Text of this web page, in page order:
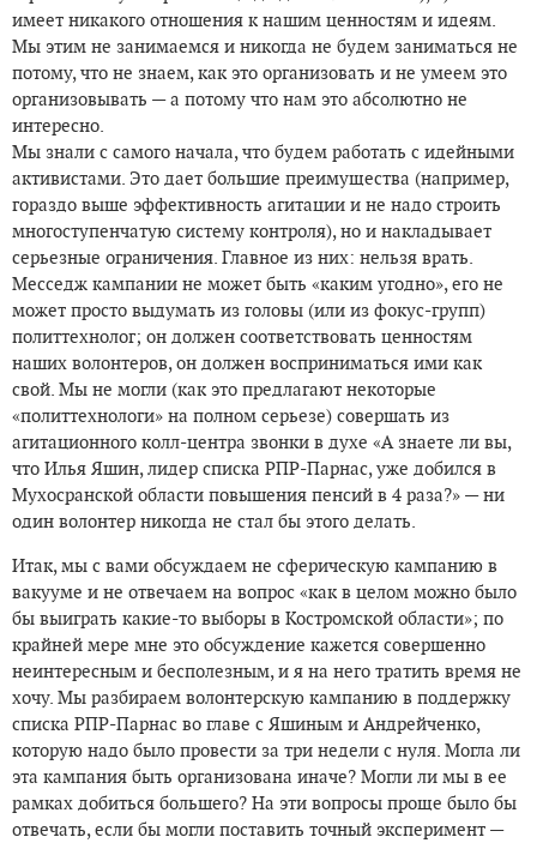
имеет никакого отношения к нашим ценностям и идеям.
Мы этим не занимаемся и никогда не будем заниматься не
потому, что не знаем, как это организовать и не умеем это
организовывать — а потому что нам это абсолютно не
интересно.
Мы знали с самого начала, что будем работать с идейными
активистами. Это дает большие преимущества (например,
гораздо выше эффективность агитации и не надо строить
многоступенчатую систему контроля), но и накладывает
серьезные ограничения. Главное из них: нельзя врать.
Месседж кампании не может быть «каким угодно», его не
может просто выдумать из головы (или из фокус-групп)
политтехнолог; он должен соответствовать ценностям
наших волонтеров, он должен восприниматься ими как
свой. Мы не могли (как это предлагают некоторые
«политтехнологи» на полном серьезе) совершать из
агитационного колл-центра звонки в духе «А знаете ли вы,
что Илья Яшин, лидер списка РПР-Парнас, уже добился в
Мухосранской области повышения пенсий в 4 раза?» — ни
один волонтер никогда не стал бы этого делать.
Итак, мы с вами обсуждаем не сферическую кампанию в
вакууме и не отвечаем на вопрос «как в целом можно было
бы выиграть какие-то выборы в Костромской области»; по
крайней мере мне это обсуждение кажется совершенно
неинтересным и бесполезным, и я на него тратить время не
хочу. Мы разбираем волонтерскую кампанию в поддержку
списка РПР-Парнас во главе с Яшиным и Андрейченко,
которую надо было провести за три недели с нуля. Могла ли
эта кампания быть организована иначе? Могли ли мы в ее
рамках добиться большего? На эти вопросы проще было бы
отвечать, если бы могли поставить точный эксперимент —